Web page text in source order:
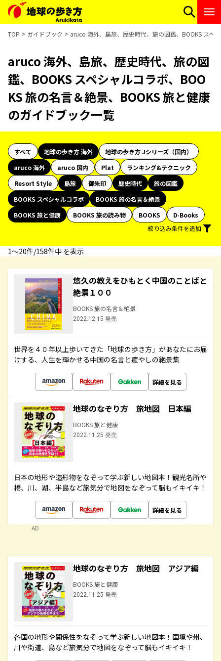
TOP ガイドブック aruco 海外、島旅、歴史時代、旅の図鑑、BOOKS スペ
aruco 海外、島旅、歴史時代、旅の図
鑑、BOOKS スペシャルコラボ、BOO
KS 旅の名言＆絶景、BOOKS 旅と健康
のガイドブック一覧
すべて 地球の歩き方 海外
地球の歩き方 Jシリーズ（国内）
aruco 海外
aruco 国内 Plat
ランキング&テクニック
Resort Style
島旅 御朱印 歴史時代
旅の図鑑
BOOKS スペシャルコラボ
BOOKS 旅の名言＆絶景
BOOKS 旅と健康
BOOKS 旅の読み物 BOOKS
D-Books
絞り込み条件を追加
1〜20件/158件中 を表示
悠久の教えをひもとく中国のことばと
絶景１００
BOOKS 旅の名言＆絶景
2022.12.15 発売
世界を４０年以上歩いてきた「地球の歩き方」があなたにお届
けする、人生を輝かせる中国の名言と癒やしの絶景集
詳細を見る
地球のなぞり方 旅地図 日本編
BOOKS 旅と健康
2022.11.25 発売
日本の地形や造形物をなぞって学ぶ新しい地図本！観光名所や
橋、川、湖、半島など旅気分で地図をなぞって脳もイキイキ！
詳細を見る
AD
地球のなぞり方 旅地図 アジア編
BOOKS 旅と健康
2022.11.25 発売
各国の地形や関係性をなぞって学ぶ新しい地図本！国境や州、
川や街道、島など旅気分で地図をなぞって脳もイキイキ！